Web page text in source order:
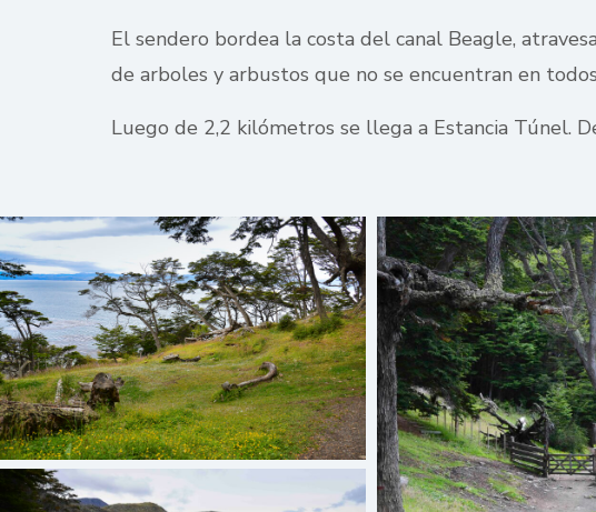
El sendero bordea la costa del canal Beagle,
de arboles y arbustos que no se encuentran en
Luego de 2,2 kilómetros se llega a Estancia Túnel.